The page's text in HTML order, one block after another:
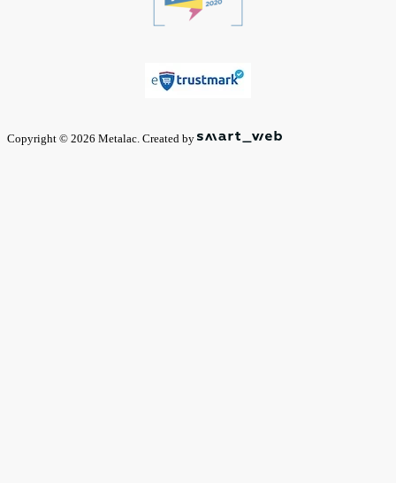
Copyright © 2026 Metalac. Created by